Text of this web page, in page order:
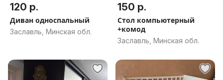
120 р.
Диван односпальный
Заславль, Минская обл.
150 р.
Стол компьютерный
+комод
Заславль, Минская обл.